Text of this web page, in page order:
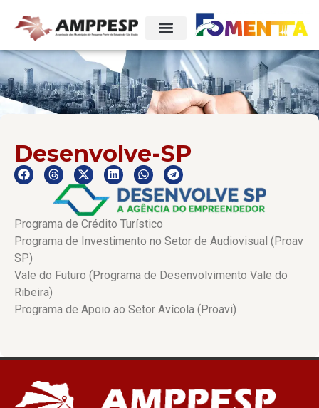
Desenvolve-SP
Programa de Crédito Turístico
Programa de Investimento no Setor de Audiovisual (Proav
SP)
Vale do Futuro (Programa de Desenvolvimento Vale do
Ribeira)
Programa de Apoio ao Setor Avícola (Proavi)